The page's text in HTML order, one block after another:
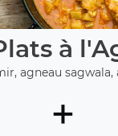
à
agneau sagwala,
+